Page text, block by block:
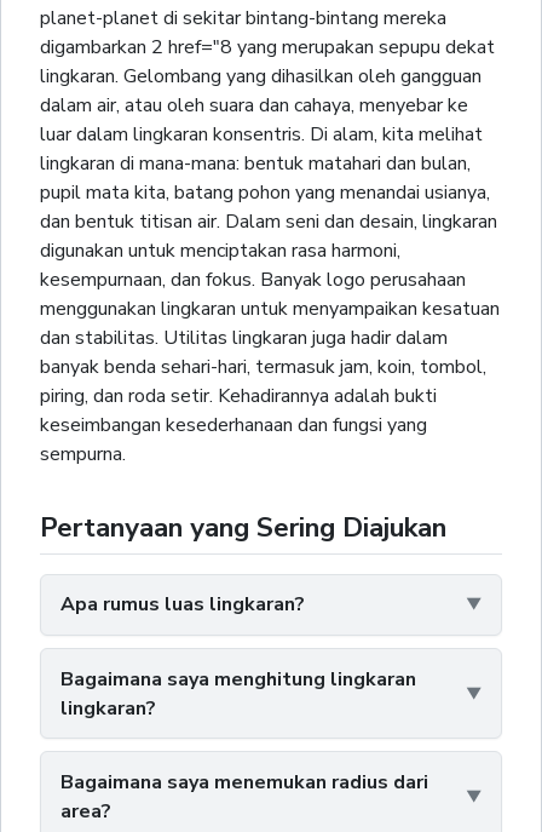
planet-planet di sekitar bintang-bintang mereka
digambarkan 2 href="8 yang merupakan sepupu dekat
lingkaran. Gelombang yang dihasilkan oleh gangguan
dalam air, atau oleh suara dan cahaya, menyebar ke
luar dalam lingkaran konsentris. Di alam, kita melihat
lingkaran di mana-mana: bentuk matahari dan bulan,
pupil mata kita, batang pohon yang menandai usianya,
dan bentuk titisan air. Dalam seni dan desain, lingkaran
digunakan untuk menciptakan rasa harmoni,
kesempurnaan, dan fokus. Banyak logo perusahaan
menggunakan lingkaran untuk menyampaikan kesatuan
dan stabilitas. Utilitas lingkaran juga hadir dalam
banyak benda sehari-hari, termasuk jam, koin, tombol,
piring, dan roda setir. Kehadirannya adalah bukti
keseimbangan kesederhanaan dan fungsi yang
sempurna.
Pertanyaan yang Sering Diajukan
Apa rumus luas lingkaran?
Bagaimana saya menghitung lingkaran
lingkaran?
Bagaimana saya menemukan radius dari
area?